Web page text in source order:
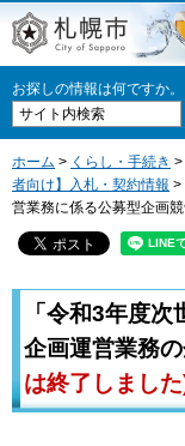
札幌市
お探しの情報は何ですか。
ホーム > くらし・手続き >
者向け】入札・契約情報 >
営業務に係る公募型企画
「令和3年度次
企画運営業務
は終了しまし